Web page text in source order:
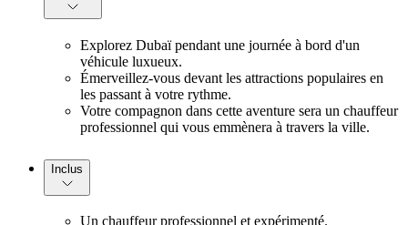
Explorez Dubaï pendant une journée à bord d'un
véhicule luxueux.
Émerveillez-vous devant les attractions populaires en
les passant à votre rythme.
Votre compagnon dans cette aventure sera un chauffeur
professionnel qui vous emmènera à travers la ville.
Inclus
Un chauffeur professionnel et expérimenté.